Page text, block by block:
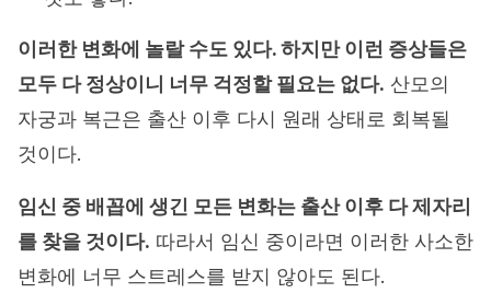
이러한 변화에 놀랄 수도 있다. 하지만 이런 증상들은
모두 다 정상이니 너무 걱정할 필요는 없다. 산모의
자궁과 복근은 출산 이후 다시 원래 상태로 회복될
것이다.
임신 중 배꼽에 생긴 모든 변화는 출산 이후 다 제자리
를 찾을 것이다. 따라서 임신 중이라면 이러한 사소한
변화에 너무 스트레스를 받지 않아도 된다.